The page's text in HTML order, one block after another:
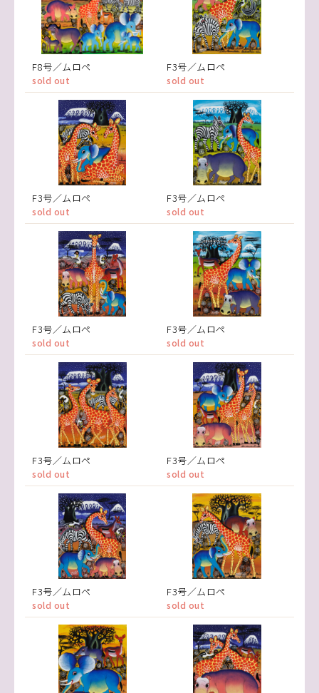
F8号／ムロペ
sold out
F3号／ムロペ
sold out
F3号／ムロペ
sold out
F3号／ムロペ
sold out
F3号／ムロペ
sold out
F3号／ムロペ
sold out
F3号／ムロペ
sold out
F3号／ムロペ
sold out
F3号／ムロペ
sold out
F3号／ムロペ
sold out